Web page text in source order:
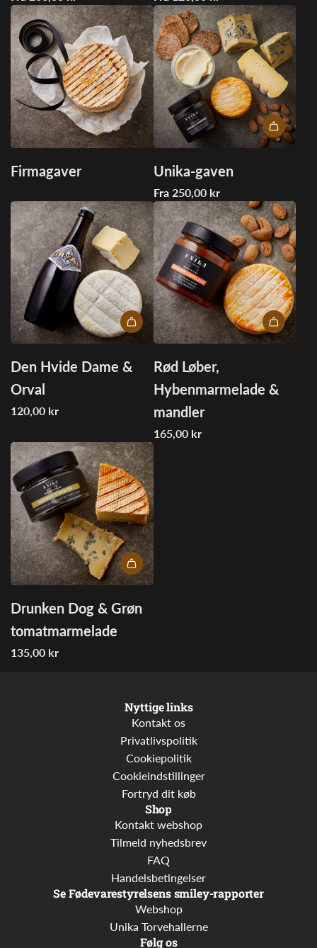
Firmagaver Unika-gaven
Fra 250,00 kr
I18n
Error:
Missing
interpolation
value
for
"Tilføj
{{
produkt
}}
til
indkøbskurven"
Den Hvide Dame &
Orval
120,00 kr
I18n
Error:
Missing
interpolation
value
"produkt"
Rød Løber,
Hybenmarmelade &
mandler
165,00 kr
I18n
Error:
Missing
interpolation
value
Drunken Dog & Grøn
tomatmarmelade
135,00 kr
Nyttige links
Kontakt os
Privatlivspolitik
Cookiepolitik
Cookieindstillinger
Fortryd dit køb
Shop
Kontakt webshop
Tilmeld nyhedsbrev
FAQ
Handelsbetingelser
Se Fødevarestyrelsens smiley-rapporter
Webshop
Unika Torvehallerne
Følg os